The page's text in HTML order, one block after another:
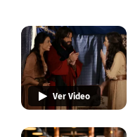
Ver Video